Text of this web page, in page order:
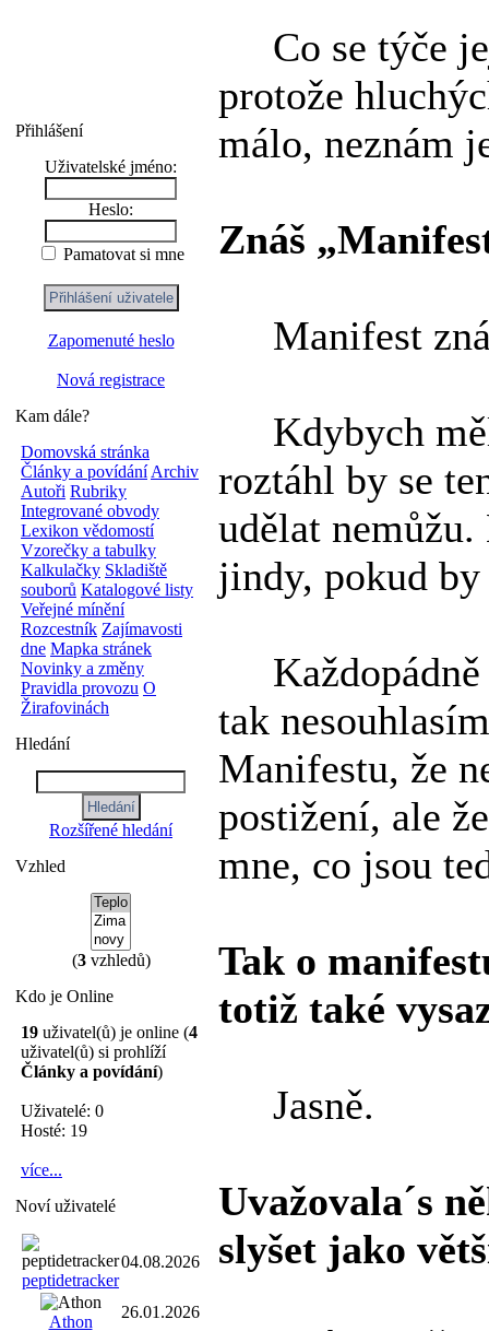
Přihlášení
Uživatelské jméno:
Heslo:
Pamatovat si mne
Zapomenuté heslo
Nová registrace
Kam dále?
Domovská stránka
Články a povídání Archiv
Autoři Rubriky
Integrované obvody
Lexikon vědomostí
Vzorečky a tabulky
Kalkulačky Skladiště
souborů Katalogové listy
Veřejné mínění
Rozcestník Zajímavosti
dne Mapka stránek
Novinky a změny
Pravidla provozu O
Žirafovinách
Hledání
Rozšířené hledání
Vzhled
(3vzhledů)
Kdo je Online
19 uživatel(ů) je online (4
uživatel(ů) si prohlíží
Články a povídání)
Uživatelé: 0
Hosté: 19
více...
Noví uživatelé
peptidetracker
04.08.2026
Athon
26.01.2026
Co se týče
protože
málo, neznám
Znáš
Manifest
Kdybych
roztáhl by se
udělat nemůžu.
jindy, pokud
Každopádně
tak
Manifestu, že
postižení, ale
mne, co jsou
Tak o
totiž také
Jasně.
Uvažovala´s
slyšet jako